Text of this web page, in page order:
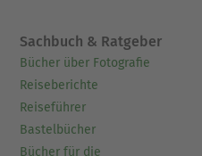
Sachbuch & Ratgeber
Bücher über Fotografie
Reiseberichte
Reiseführer
Bastelbücher
Bücher für die